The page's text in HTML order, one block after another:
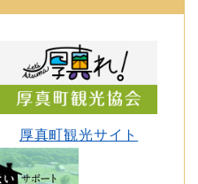
厚真町観光サイト